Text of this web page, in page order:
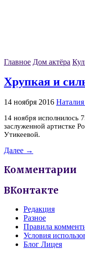
Главное Дом актёра
Хрупкая и
14 ноября 2016
14 ноября исполнилось
заслуженной артистке
Утикеевой.
Далее →
Комментарии
ВКонтакте
Редакция
Разное
Правила
Условия
Блог Лицея